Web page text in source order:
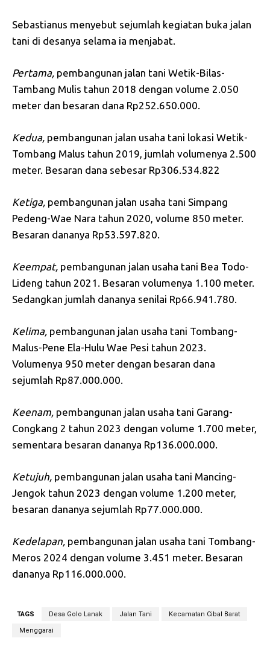
Sebastianus menyebut sejumlah kegiatan buka jalan
tani di desanya selama ia menjabat.
Pertama, pembangunan jalan tani Wetik-Bilas-
Tambang Mulis tahun 2018 dengan volume 2.050
meter dan besaran dana Rp252.650.000.
Kedua, pembangunan jalan usaha tani lokasi Wetik-
Tombang Malus tahun 2019, jumlah volumenya 2.500
meter. Besaran dana sebesar Rp306.534.822
Ketiga, pembangunan jalan usaha tani Simpang
Pedeng-Wae Nara tahun 2020, volume 850 meter.
Besaran dananya Rp53.597.820.
Keempat, pembangunan jalan usaha tani Bea Todo-
Lideng tahun 2021. Besaran volumenya 1.100 meter.
Sedangkan jumlah dananya senilai Rp66.941.780.
Kelima, pembangunan jalan usaha tani Tombang-
Malus-Pene Ela-Hulu Wae Pesi tahun 2023.
Volumenya 950 meter dengan besaran dana
sejumlah Rp87.000.000.
Keenam, pembangunan jalan usaha tani Garang-
Congkang 2 tahun 2023 dengan volume 1.700 meter,
sementara besaran dananya Rp136.000.000.
Ketujuh, pembangunan jalan usaha tani Mancing-
Jengok tahun 2023 dengan volume 1.200 meter,
besaran dananya sejumlah Rp77.000.000.
Kedelapan, pembangunan jalan usaha tani Tombang-
Meros 2024 dengan volume 3.451 meter. Besaran
dananya Rp116.000.000.
TAGS Desa Golo Lanak Jalan Tani Kecamatan Cibal Barat
Menggarai